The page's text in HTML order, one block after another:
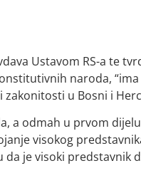
Ustavom RS-a te
naroda,
u Bosni i
a odmah u prvom
visokog
da je visoki